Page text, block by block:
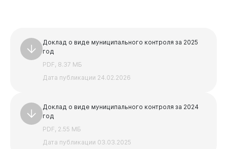
Доклад о виде муниципального контроля за 2025
год
PDF, 8.37 МБ
Дата публикации 24.02.2026
Доклад о виде муниципального контроля за 2024
год
PDF, 2.55 МБ
Дата публикации 03.03.2025